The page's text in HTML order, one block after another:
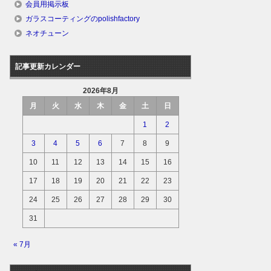
会員用掲示板
ガラスコーティングのpolishfactory
ネオチューン
記事更新カレンダー
2026年8月
月
火 水 木 金 土 日
1 2
3 4 5 6 7 8 9
10 11 12 13 14 15 16
17 18 19 20 21 22 23
24 25 26 27 28 29 30
31
« 7月